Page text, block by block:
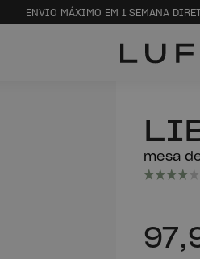
ENVIO MÁXIMO EM 1 SEMANA
mesa